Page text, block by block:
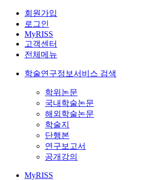
회원가입
로그인
MyRISS
고객센터
전체메뉴
학술연구정보서비스 검색
학위논문
국내학술논문
해외학술논문
학술지
단행본
연구보고서
공개강의
MyRISS